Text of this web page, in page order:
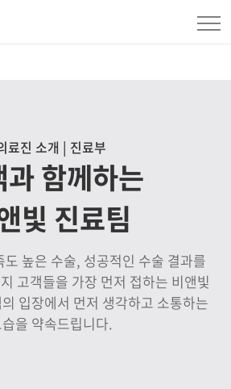
료진 소개 | 진료부
과 함께하는
빛 진료팀
높은 수술, 성공적인 수술 결과를
고객들을 가장 먼저 접하는 비앤빛
입장에서 먼저 생각하고 소통하는
을 약속드립니다.